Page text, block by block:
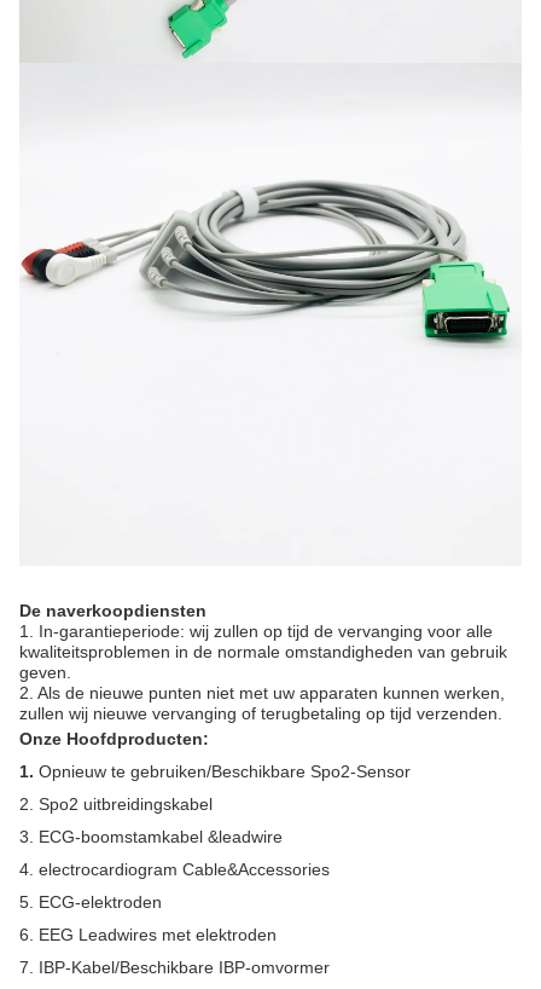
De naverkoopdiensten
1. In-garantieperiode: wij zullen op tijd de vervanging voor alle
kwaliteitsproblemen in de normale omstandigheden van gebruik
geven.
2. Als de nieuwe punten niet met uw apparaten kunnen werken,
zullen wij nieuwe vervanging of terugbetaling op tijd verzenden.
Onze Hoofdproducten:
1. Opnieuw te gebruiken/Beschikbare Spo2-Sensor
2. Spo2 uitbreidingskabel
3. ECG-boomstamkabel &leadwire
4. electrocardiogram Cable&Accessories
5. ECG-elektroden
6. EEG Leadwires met elektroden
7. IBP-Kabel/Beschikbare IBP-omvormer